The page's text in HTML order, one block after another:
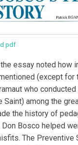
pdf
essay noted how
(except for
who
Saint) among the
the history of
Bosco helped
The Preventive